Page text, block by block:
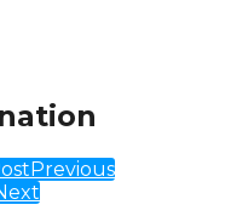
Previous